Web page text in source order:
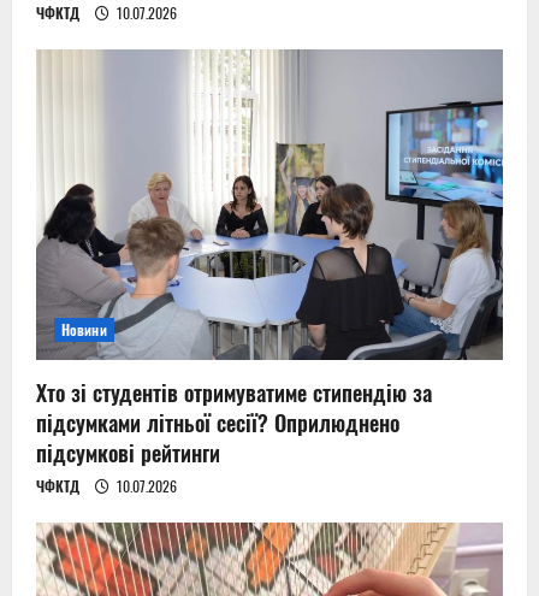
ЧФКТД 10.07.2026
Новини
Хто зі студентів отримуватиме стипендію за
підсумками літньої сесії? Оприлюднено
підсумкові рейтинги
ЧФКТД 10.07.2026